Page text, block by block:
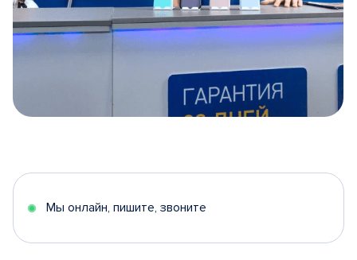
5
Мы онлайн, пишите, звоните